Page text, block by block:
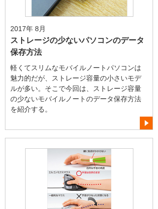
2017年 8月
ストレージの少ないパソコンのデータ
保存方法
軽くてスリムなモバイルノートパソコンは
魅力的だが、ストレージ容量の小さいモデ
ルが多い。そこで今回は、ストレージ容量
の少ないモバイルノートのデータ保存方法
を紹介する。